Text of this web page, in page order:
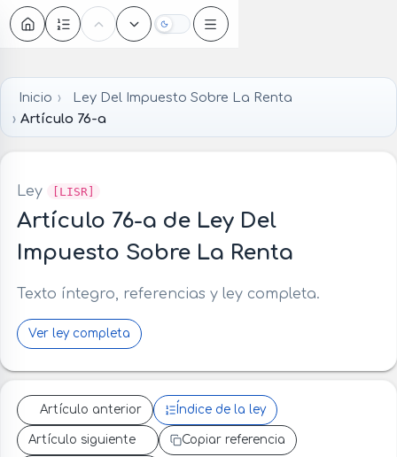
Oscuro
Inicio
Ley Del Impuesto Sobre La Renta
Artículo 76-a
Ley [LISR]
Artículo 76-a de Ley Del
Impuesto Sobre La Renta
Texto íntegro, referencias y ley completa.
Ver ley completa
Artículo anterior Índice de la ley
Artículo siguiente Copiar referencia